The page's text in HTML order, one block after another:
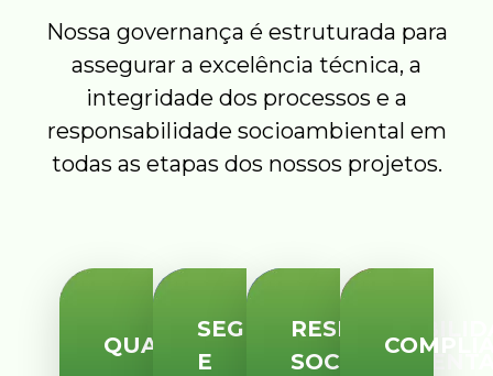
Nossa governança é estruturada para
assegurar a excelência técnica, a
integridade dos processos e a
responsabilidade socioambiental em
todas as etapas dos nossos projetos.
QUALIDADE
SEGURANÇA
E